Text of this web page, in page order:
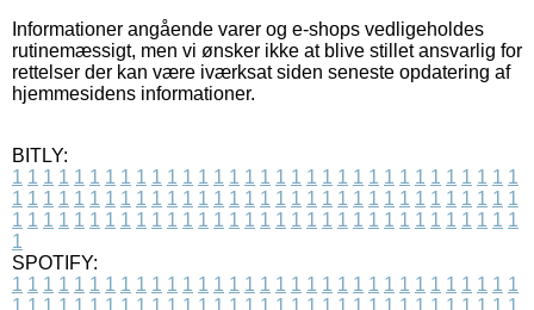
Informationer angående varer og e-shops vedligeholdes
rutinemæssigt, men vi ønsker ikke at blive stillet ansvarlig for
rettelser der kan være iværksat siden seneste opdatering af
hjemmesidens informationer.
BITLY:
1 1 1 1 1 1 1 1 1 1 1 1 1 1 1 1 1 1 1 1 1 1 1 1 1 1 1 1 1 1 1 1 1
1 1 1 1 1 1 1 1 1 1 1 1 1 1 1 1 1 1 1 1 1 1 1 1 1 1 1 1 1 1 1 1 1
1 1 1 1 1 1 1 1 1 1 1 1 1 1 1 1 1 1 1 1 1 1 1 1 1 1 1 1 1 1 1 1 1
1
SPOTIFY:
1 1 1 1 1 1 1 1 1 1 1 1 1 1 1 1 1 1 1 1 1 1 1 1 1 1 1 1 1 1 1 1 1
1 1 1 1 1 1 1 1 1 1 1 1 1 1 1 1 1 1 1 1 1 1 1 1 1 1 1 1 1 1 1 1 1